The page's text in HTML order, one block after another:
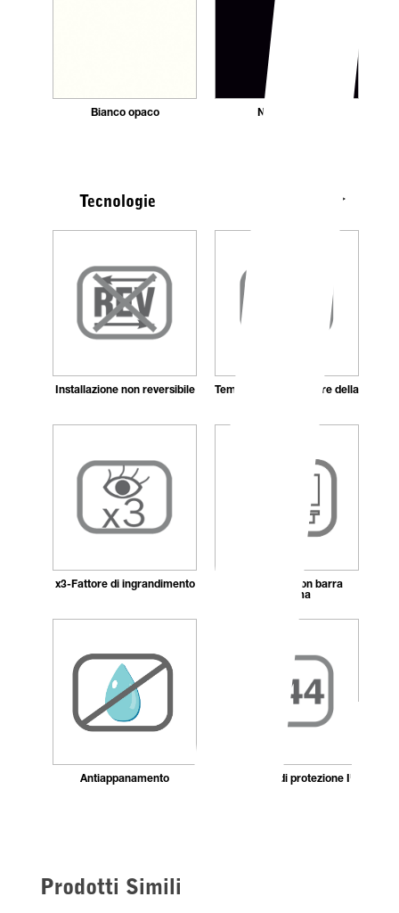
Bianco opaco Nero opaco
Tecnologie
Installazione non reversibile
Temperatura del colore della
x3-Fattore di ingrandimento
Compatibile con barra
Indissima
Antiappanamento IP44-Grado di protezione IP
Prodotti Simili